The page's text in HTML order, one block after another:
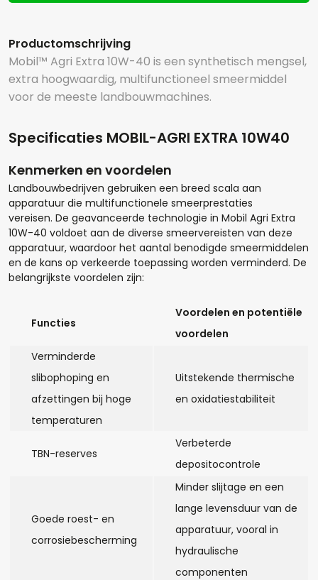
Productomschrijving
Mobil™ Agri Extra 10W-40 is een synthetisch mengsel,
extra hoogwaardig, multifunctioneel smeermiddel
voor de meeste landbouwmachines.
Specificaties MOBIL-AGRI EXTRA 10W40
Kenmerken en voordelen
Landbouwbedrijven gebruiken een breed scala aan
apparatuur die multifunctionele smeerprestaties
vereisen. De geavanceerde technologie in Mobil Agri Extra
10W-40 voldoet aan de diverse smeervereisten van deze
apparatuur, waardoor het aantal benodigde smeermiddelen
en de kans op verkeerde toepassing worden verminderd. De
belangrijkste voordelen zijn:
Functies
Voordelen en potentiële
voordelen
Verminderde
slibophoping en
afzettingen bij hoge
temperaturen
Uitstekende thermische
en oxidatiestabiliteit
TBN-reserves
Verbeterde
depositocontrole
Goede roest- en
corrosiebescherming
Minder slijtage en een
lange levensduur van de
apparatuur, vooral in
hydraulische
componenten
Hoeveel liter*:
Aantal
-